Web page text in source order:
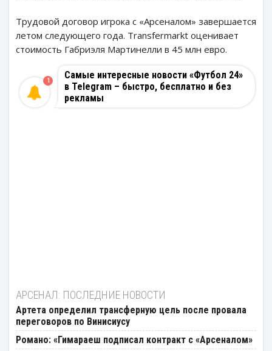
Трудовой договор игрока с «Арсеналом» завершается
летом следующего года. Transfermarkt оценивает
стоимость Габриэля Мартинелли в 45 млн евро.
Самые интересные новости «Футбол 24»
в Telegram – быстро, бесплатно и без
рекламы
1
АРСЕНАЛ: ПОСЛЕДНИЕ НОВОСТИ
Артета определил трансферную цель после провала
переговоров по Винисиусу
Романо: «Гимараеш подписал контракт с «Арсеналом»